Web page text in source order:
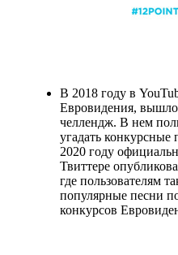
В 2018 году в
Евровидения, вышло
челлендж. В нем
угадать конкурсные
2020 году
Твиттере
где пользователям
популярные песни
конкурсов